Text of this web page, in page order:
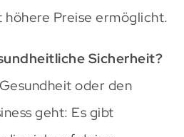
Preise ermöglicht.
Sicherheit?
oder den
geht: Es gibt